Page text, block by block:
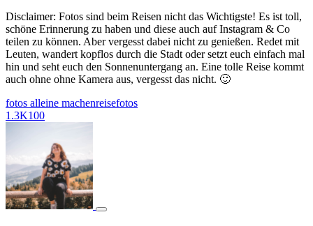
Disclaimer: Fotos sind beim Reisen nicht das Wichtigste! Es ist toll,
schöne Erinnerung zu haben und diese auch auf Instagram & Co
teilen zu können. Aber vergesst dabei nicht zu genießen. Redet mit
Leuten, wandert kopflos durch die Stadt oder setzt euch einfach mal
hin und seht euch den Sonnenuntergang an. Eine tolle Reise kommt
auch ohne ohne Kamera aus, vergesst das nicht. 🙂
fotos alleine machenreisefotos
1.3K100